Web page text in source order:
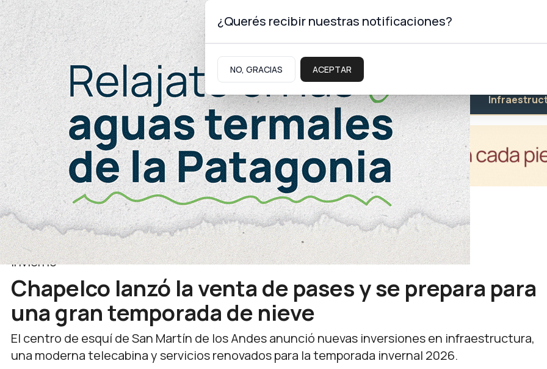
Domingo 9deAgostode 2026
Neuquinidad Gabinete Turismo Educación Salud
Turismo
Invierno
Chapelco lanzó la venta de pases y se prepara para
una gran temporada de nieve
El centro de esquí de San Martín de los Andes anunció nuevas inversiones en infraestructura,
una moderna telecabina y servicios renovados para la temporada invernal 2026.
¿Querés recibir nuestras notificaciones?
NO, GRACIAS ACEPTAR